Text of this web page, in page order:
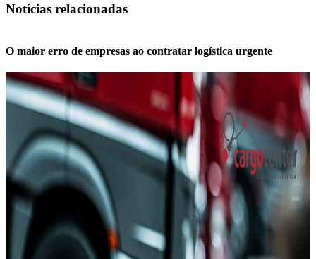
Notícias relacionadas
O maior erro de empresas ao contratar logística urgente